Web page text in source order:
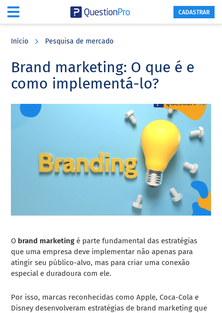
content
sidebar
CADASTRAR
Início Pesquisa de mercado
Brand marketing: O que é e
como implementá-lo?
O brand marketing é parte fundamental das estratégias
que uma empresa deve implementar não apenas para
atingir seu público-alvo, mas para criar uma conexão
especial e duradoura com ele.
Por isso, marcas reconhecidas como Apple, Coca-Cola e
Disney desenvolveram estratégias de brand marketing que